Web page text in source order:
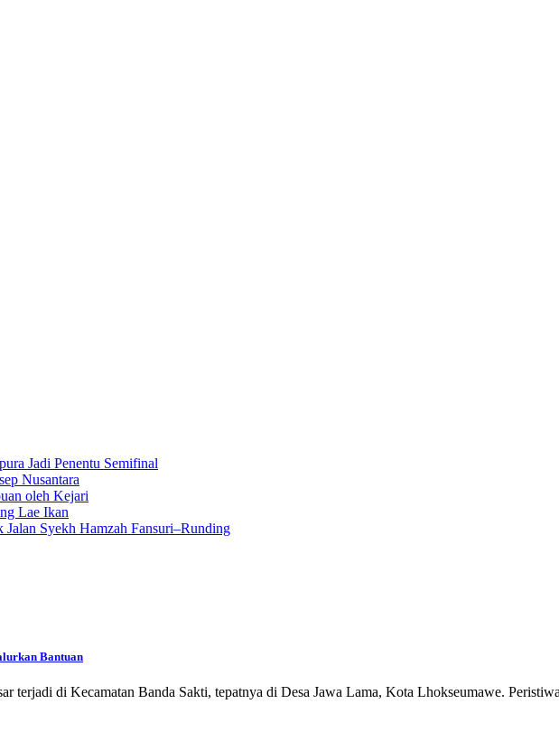
Jadi Penentu Semifinal
Nusantara
oleh Kejari
Lae Ikan
Syekh Hamzah Fansuri–Runding
Bantuan
di Kecamatan Banda Sakti, tepatnya di Desa Jawa Lama, Kota Lhokseumawe.